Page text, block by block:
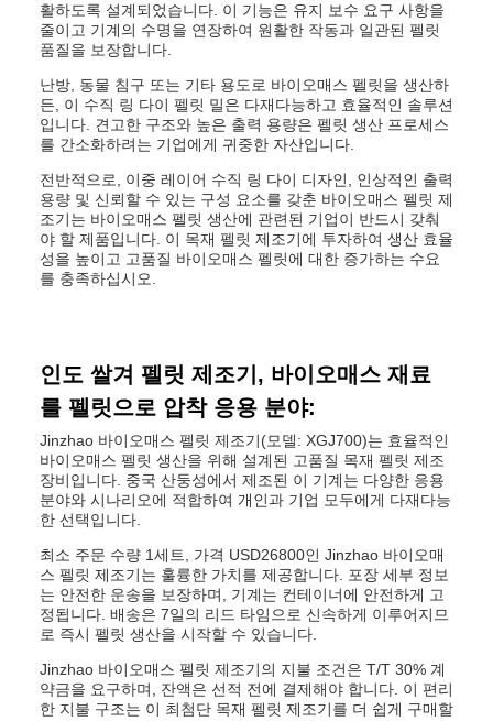
활하도록 설계되었습니다. 이 기능은 유지 보수 요구 사항을
줄이고 기계의 수명을 연장하여 원활한 작동과 일관된 펠릿
품질을 보장합니다.
난방, 동물 침구 또는 기타 용도로 바이오매스 펠릿을 생산하
든, 이 수직 링 다이 펠릿 밀은 다재다능하고 효율적인 솔루션
입니다. 견고한 구조와 높은 출력 용량은 펠릿 생산 프로세스
를 간소화하려는 기업에게 귀중한 자산입니다.
전반적으로, 이중 레이어 수직 링 다이 디자인, 인상적인 출력
용량 및 신뢰할 수 있는 구성 요소를 갖춘 바이오매스 펠릿 제
조기는 바이오매스 펠릿 생산에 관련된 기업이 반드시 갖춰
야 할 제품입니다. 이 목재 펠릿 제조기에 투자하여 생산 효율
성을 높이고 고품질 바이오매스 펠릿에 대한 증가하는 수요
를 충족하십시오.
인도 쌀겨 펠릿 제조기, 바이오매스 재료
를 펠릿으로 압착 응용 분야:
Jinzhao 바이오매스 펠릿 제조기(모델: XGJ700)는 효율적인
바이오매스 펠릿 생산을 위해 설계된 고품질 목재 펠릿 제조
장비입니다. 중국 산둥성에서 제조된 이 기계는 다양한 응용
분야와 시나리오에 적합하여 개인과 기업 모두에게 다재다능
한 선택입니다.
최소 주문 수량 1세트, 가격 USD26800인 Jinzhao 바이오매
스 펠릿 제조기는 훌륭한 가치를 제공합니다. 포장 세부 정보
는 안전한 운송을 보장하며, 기계는 컨테이너에 안전하게 고
정됩니다. 배송은 7일의 리드 타임으로 신속하게 이루어지므
로 즉시 펠릿 생산을 시작할 수 있습니다.
Jinzhao 바이오매스 펠릿 제조기의 지불 조건은 T/T 30% 계
약금을 요구하며, 잔액은 선적 전에 결제해야 합니다. 이 편리
한 지불 구조는 이 최첨단 목재 펠릿 제조기를 더 쉽게 구매할